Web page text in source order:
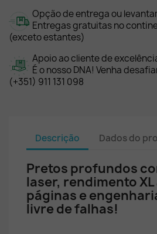
Opção de entrega ou
Entregas gratuitas no
(exceto estantes)
Apoio ao cliente de
É o nosso DNA! Venha
(+351) 911 131 098
Descrição Dados do
Pretos profundos
laser, rendimento
páginas e
livre de falhas!